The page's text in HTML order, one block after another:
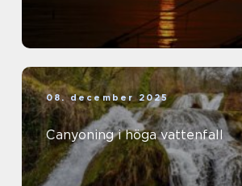
08. december 2025
Canyoning i höga vattenfall